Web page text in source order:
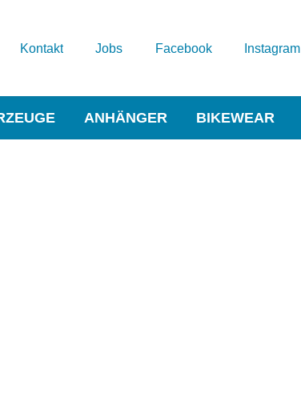
Kontakt Jobs Facebook Instagram
ANHÄNGER BIKEWEAR